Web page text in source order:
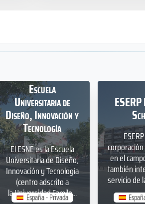
Desarrollo de Aplicaciones
Web (DAW)
2 años
Duración
Grado Superior
Nivel
Presencial
Modalidad
España - Privada
Escuela
Universitaria de
Diseño, Innovación y
Tecnología
El ESNE es la Escuela
Universitaria de Diseño,
Innovación y Tecnología
(centro adscrito a
la Universidad Camilo...
en el
también
servicio de